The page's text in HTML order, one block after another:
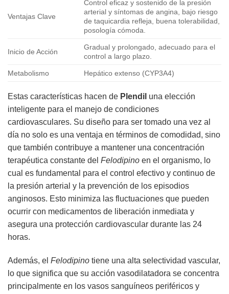
Ventajas Clave
Control eficaz y sostenido de la presión
arterial y síntomas de angina, bajo riesgo
de taquicardia refleja, buena tolerabilidad,
posología cómoda.
Inicio de Acción
Gradual y prolongado, adecuado para el
control a largo plazo.
Metabolismo Hepático extenso (CYP3A4)
Estas características hacen de Plendil una elección
inteligente para el manejo de condiciones
cardiovasculares. Su diseño para ser tomado una vez al
día no solo es una ventaja en términos de comodidad, sino
que también contribuye a mantener una concentración
terapéutica constante del Felodipino en el organismo, lo
cual es fundamental para el control efectivo y continuo de
la presión arterial y la prevención de los episodios
anginosos. Esto minimiza las fluctuaciones que pueden
ocurrir con medicamentos de liberación inmediata y
asegura una protección cardiovascular durante las 24
horas.
Además, el Felodipino tiene una alta selectividad vascular,
lo que significa que su acción vasodilatadora se concentra
principalmente en los vasos sanguíneos periféricos y